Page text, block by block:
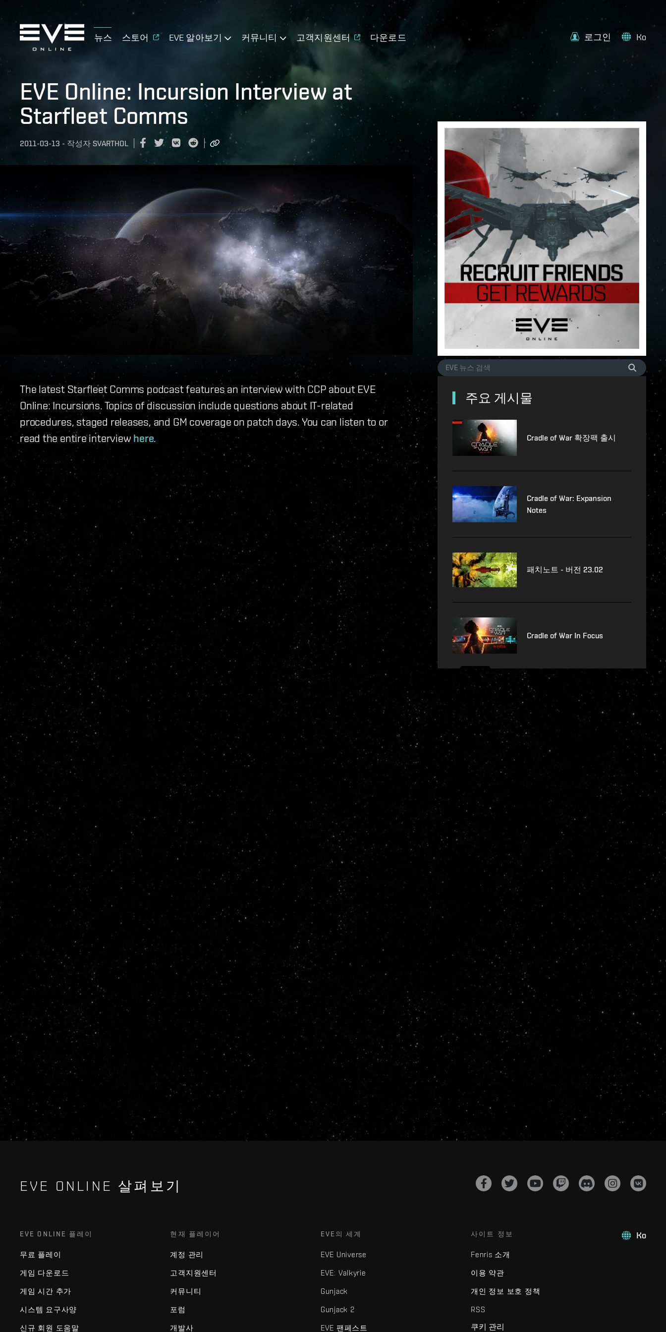
뉴스 스토어 EVE 알아보기 커뮤니티 고객지원센터 다운로드 로그인 Ko
EVE Online: Incursion Interview at
Starfleet Comms
2011-03-13 - 작성자 SVARTHOL
The latest Starfleet Comms podcast features an interview with CCP about EVE
Online: Incursions. Topics of discussion include questions about IT-related
procedures, staged releases, and GM coverage on patch days. You can listen to or
read the entire interview here.
주요 게시물
Cradle of War 확장팩 출시
Cradle of War: Expansion
Notes
패치노트 - 버전 23.02
Cradle of War In Focus
EVE ONLINE 살펴보기
Ko
EVE ONLINE 플레이
무료 플레이
게임 다운로드
게임 시간 추가
시스템 요구사양
신규 회원 도움말
현재 플레이어
계정 관리
고객지원센터
커뮤니티
포럼
개발사
EVE의 세계
EVE Universe
EVE: Valkyrie
Gunjack
Gunjack 2
EVE 팬페스트
사이트 정보
Fenris 소개
이용 약관
개인 정보 보호 정책
RSS
쿠키 관리